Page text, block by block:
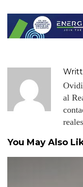
al
You May Also